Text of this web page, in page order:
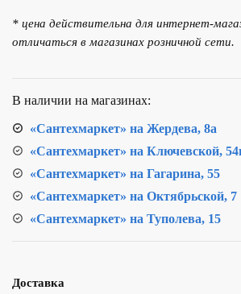
излива
импортного
П-6
* цена действительна для интернет-
отличаться в магазинах розничной сети.
В наличии на магазинах:
«Сантехмаркет» на Жердева, 8а
«Сантехмаркет» на Ключевской,
«Сантехмаркет» на Гагарина, 55
«Сантехмаркет» на Октябрьской, 7
«Сантехмаркет» на Туполева, 15
Доставка